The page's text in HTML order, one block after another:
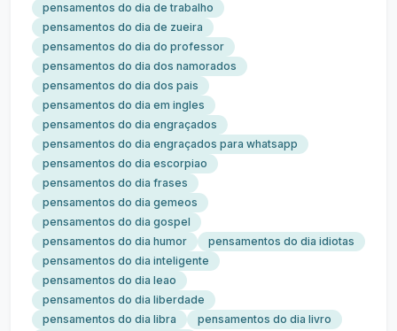
pensamentos do dia de trabalho
pensamentos do dia de zueira
pensamentos do dia do professor
pensamentos do dia dos namorados
pensamentos do dia dos pais
pensamentos do dia em ingles
pensamentos do dia engraçados
pensamentos do dia engraçados para whatsapp
pensamentos do dia escorpiao
pensamentos do dia frases
pensamentos do dia gemeos
pensamentos do dia gospel
pensamentos do dia humor
pensamentos do dia idiotas
pensamentos do dia inteligente
pensamentos do dia leao
pensamentos do dia liberdade
pensamentos do dia libra
pensamentos do dia livro